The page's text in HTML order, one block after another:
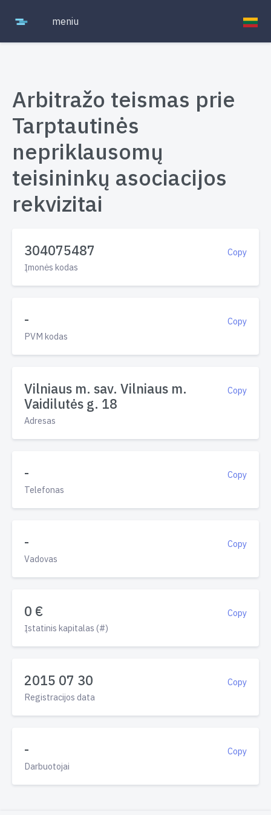
meniu
Arbitražo teismas prie
Tarptautinės
nepriklausomų
teisininkų asociacijos
rekvizitai
Copy
304075487
Įmonės kodas
Copy
-
PVM kodas
Copy
Vilniaus m. sav. Vilniaus m.
Vaidilutės g. 18
Adresas
Copy
-
Telefonas
Copy
-
Vadovas
Copy
0 €
Įstatinis kapitalas (#)
Copy
2015 07 30
Registracijos data
Copy
-
Darbuotojai